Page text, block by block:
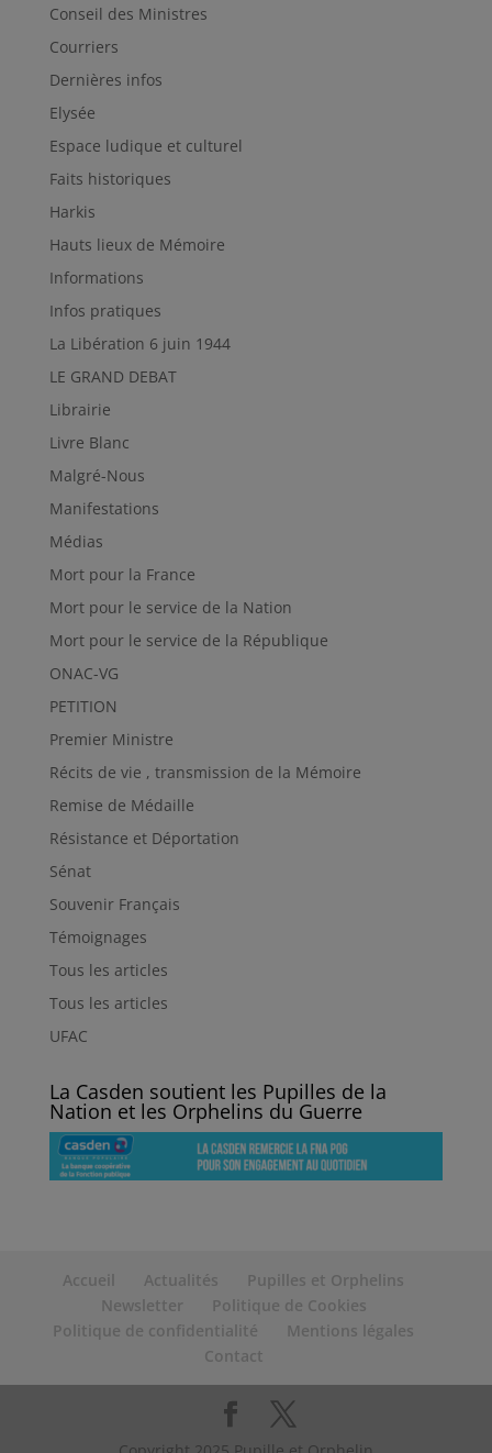
Conseil des Ministres
Courriers
Dernières infos
Elysée
Espace ludique et culturel
Faits historiques
Harkis
Hauts lieux de Mémoire
Informations
Infos pratiques
La Libération 6 juin 1944
LE GRAND DEBAT
Librairie
Livre Blanc
Malgré-Nous
Manifestations
Médias
Mort pour la France
Mort pour le service de la Nation
Mort pour le service de la République
ONAC-VG
PETITION
Premier Ministre
Récits de vie , transmission de la Mémoire
Remise de Médaille
Résistance et Déportation
Sénat
Souvenir Français
Témoignages
Tous les articles
Tous les articles
UFAC
La Casden soutient les Pupilles de la
Nation et les Orphelins du Guerre
Accueil Actualités
Pupilles et Orphelins
Newsletter
Politique de Cookies
Politique de confidentialité
Mentions légales
Contact